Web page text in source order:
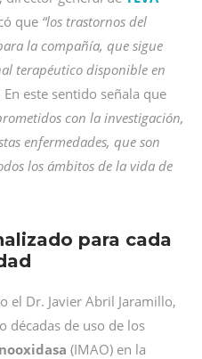
que “los trastornos del
la compañía, que sigue
terapéutico disponible en
En este sentido señala que
con la investigación,
enfermedades, que son
los ámbitos de la vida de
para cada
el Dr. Javier Abril Jaramillo,
décadas de uso de los
(IMAO) en la